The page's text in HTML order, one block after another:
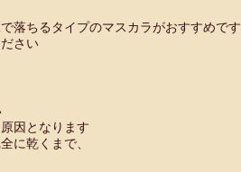
ちるタイプのマスカラがおすすめです
さい
因となります
に乾くまで、